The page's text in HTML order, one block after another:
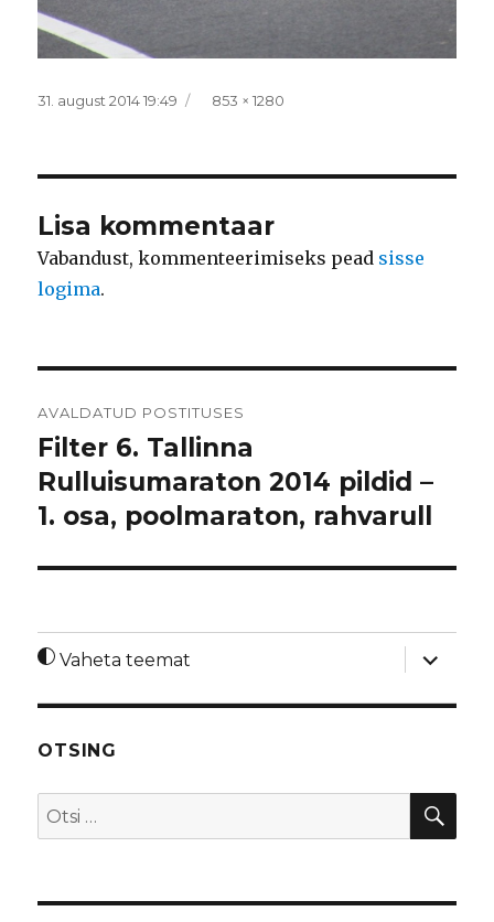
Postitatud
31. august 2014 19:49 Täissuurus
853 × 1280
Lisa kommentaar
Vabandust, kommenteerimiseks pead sisse
logima.
AVALDATUD POSTITUSES
Filter 6. Tallinna
Rulluisumaraton 2014 pildid –
1. osa, poolmaraton, rahvarull
Vaheta teemat
laienda
OTSING
Otsi: